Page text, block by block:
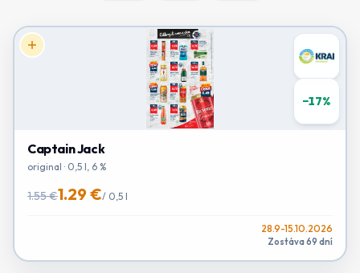
−17%
Captain Jack
original · 0,5 l, 6 %
1.55 €1.29 €/ 0,5 l
28.9-15.10.2026
Zostáva 69 dní